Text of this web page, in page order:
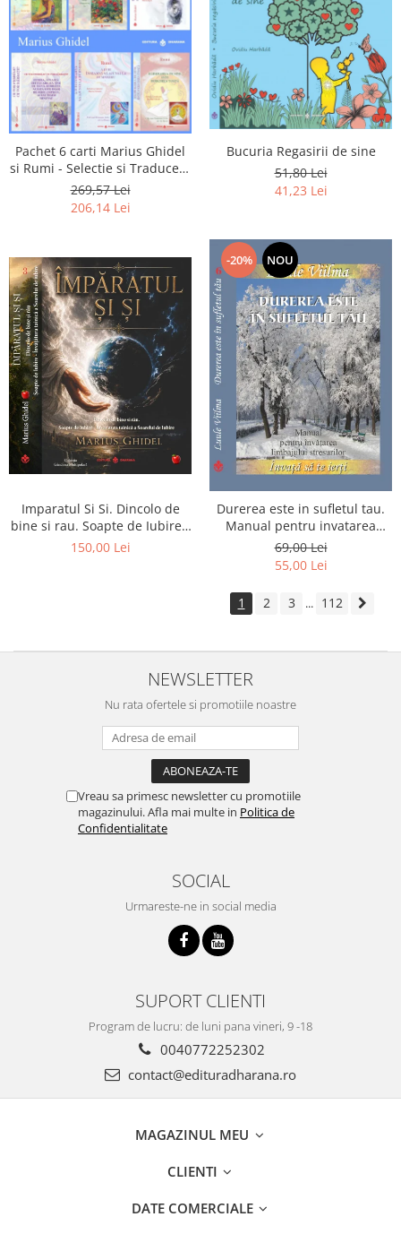
Pachet 6 carti Marius Ghidel
si Rumi - Selectie si Traducere
de Marius Ghidel
269,57 Lei
206,14 Lei
Bucuria Regasirii de sine
51,80 Lei
41,23 Lei
Imparatul Si Si. Dincolo de
bine si rau. Soapte de Iubire -
Invatatura tainica a Soarelui
150,00 Lei
-20% NOU
Durerea este in sufletul tau.
Manual pentru invatarea
limbajului stresurilor Seria
Invata sa te Ierti Luule Viilma
69,00 Lei
55,00 Lei
1 2 3 ... 112
NEWSLETTER
Nu rata ofertele si promotiile noastre
Vreau sa primesc newsletter cu promotiile
magazinului. Afla mai multe in Politica de
Confidentialitate
SOCIAL
Urmareste-ne in social media
SUPORT CLIENTI
Program de lucru: de luni pana vineri, 9 -18
0040772252302
contact@edituradharana.ro
MAGAZINUL MEU
CLIENTI
DATE COMERCIALE